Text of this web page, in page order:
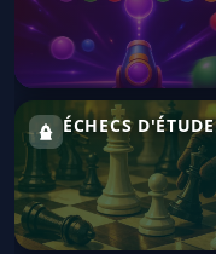
ÉCHECS D'ÉTUDE
Échecs d'étude